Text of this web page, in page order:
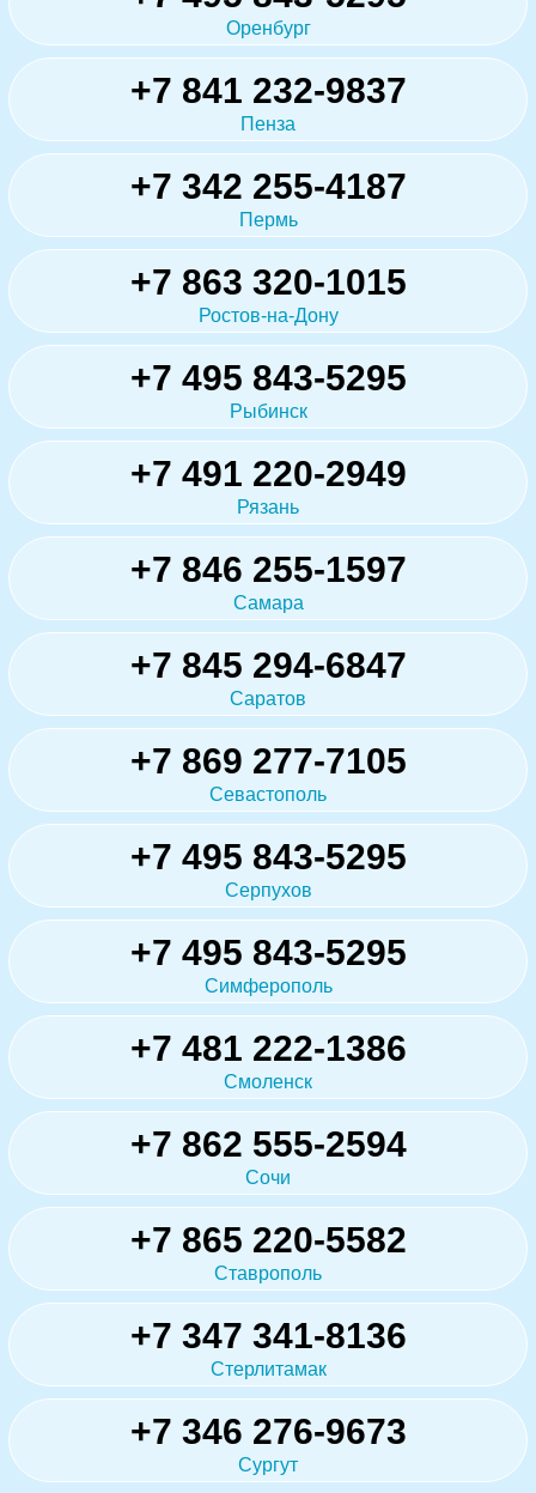
Оренбург
+7 841 232-9837
Пенза
+7 342 255-4187
Пермь
+7 863 320-1015
Ростов-на-Дону
+7 495 843-5295
Рыбинск
+7 491 220-2949
Рязань
+7 846 255-1597
Самара
+7 845 294-6847
Саратов
+7 869 277-7105
Севастополь
+7 495 843-5295
Серпухов
+7 495 843-5295
Симферополь
+7 481 222-1386
Смоленск
+7 862 555-2594
Сочи
+7 865 220-5582
Ставрополь
+7 347 341-8136
Стерлитамак
+7 346 276-9673
Сургут